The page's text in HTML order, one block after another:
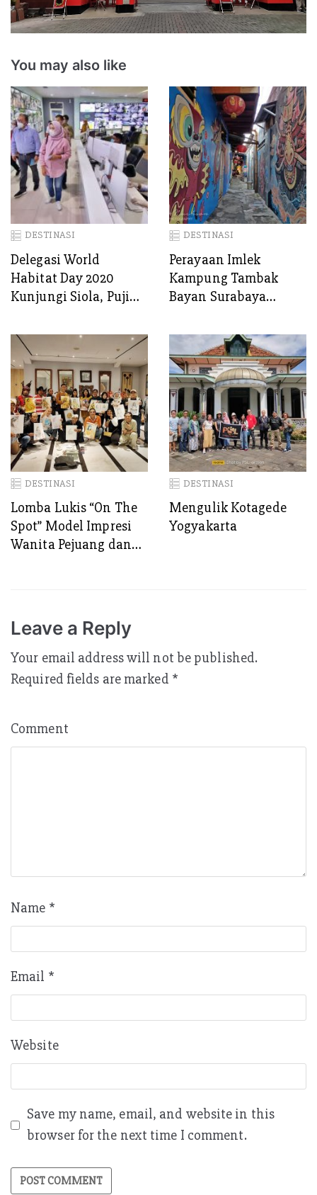
You may also like
DESTINASI
Delegasi World
Habitat Day 2020
Kunjungi Siola, Puji
DESTINASI
Perayaan Imlek
Kampung Tambak
Bayan Surabaya
Mural, Tanpa
Barongsai dan Angpao
DESTINASI
Lomba Lukis “On The
Spot” Model Impresi
Wanita Pejuang dan
DESTINASI
Mengulik Kotagede
Yogyakarta
Leave a Reply
Your email address will not be published.
Required fields are marked *
Comment
Name *
Email *
Website
Save my name, email, and website in this
browser for the next time I comment.